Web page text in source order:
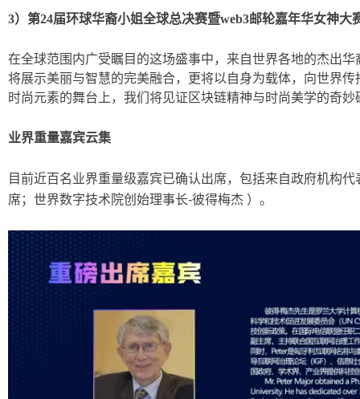
3）第24届环球华裔小姐全球总决赛暨web3邮轮嘉年华女神大
在全球范围内广受瞩目的这场盛事中，来自世界各地的杰出
将展示美丽与智慧的完美融合，更将以自身为载体，向世界
时尚元素的舞台上，我们将见证区块链精神与时尚美学的奇
业界重量嘉宾云集
目前近百名业界重量级嘉宾已确认出席，包括来自政府机构
席；世界数字技术院创始理事长-彼得梅杰 ）。